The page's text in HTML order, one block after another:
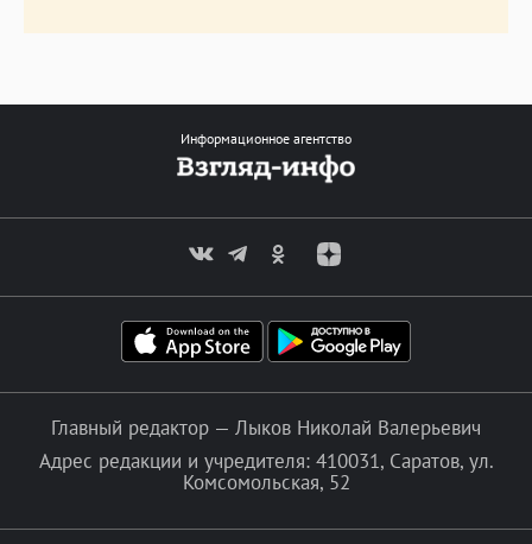
Информационное агентство
Главный редактор — Лыков Николай Валерьевич
Адрес редакции и учредителя: 410031, Саратов, ул.
Комсомольская, 52